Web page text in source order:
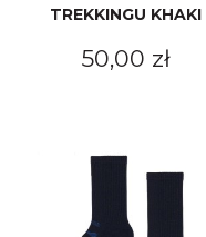
TREKKINGU KHAKI
50,00 zł